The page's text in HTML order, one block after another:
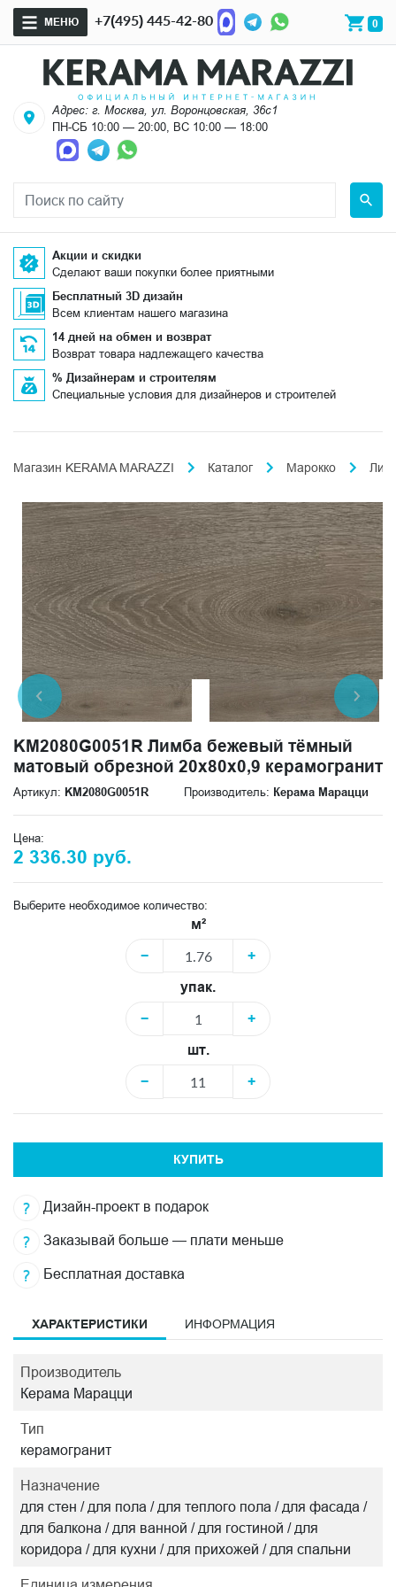
МЕНЮ +7(495) 445-42-80 0
Адрес: г. Москва, ул. Воронцовская, 36с1
ПН-СБ 10:00 — 20:00, ВС 10:00 — 18:00
Акции и скидки
Сделают ваши покупки более приятными
Бесплатный 3D дизайн
Всем клиентам нашего магазина
14 дней на обмен и возврат
Возврат товара надлежащего качества
% Дизайнерам и строителям
Специальные условия для дизайнеров и строителей
Магазин KERAMA MARAZZI Каталог Марокко
KM2080G0051R Лимба бежевый тёмный
матовый обрезной 20x80x0,9 керамогранит
Артикул: KM2080G0051R Производитель: Керама Марацци
Цена:
2 336.30 руб.
Выберите необходимое количество:
м²
−
+
упак.
−
+
шт.
−
+
КУПИТЬ
Дизайн-проект в подарок
Заказывай больше — плати меньше
Бесплатная доставка
ХАРАКТЕРИСТИКИ ИНФОРМАЦИЯ
Производитель
Керама Марацци
Тип
керамогранит
Назначение
для стен / для пола / для теплого пола / для фасада /
для балкона / для ванной / для гостиной / для
коридора / для кухни / для прихожей / для спальни